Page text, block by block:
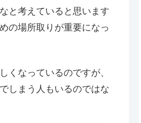
と考えていると思います
の場所取りが重要になっ
くなっているのですが、
しまう人もいるのではな